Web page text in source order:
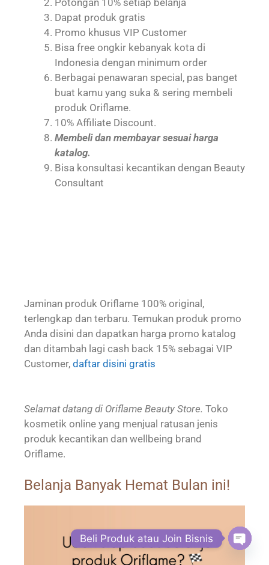
Dapat produk gratis
Promo khusus VIP Customer
Bisa free ongkir kebanyak kota di
Indonesia dengan minimum order
Berbagai penawaran special, pas banget
buat kamu yang suka & sering membeli
produk Oriflame.
10% Affiliate Discount.
Membeli dan membayar sesuai harga
katalog.
Bisa konsultasi kecantikan dengan Beauty
Consultant
Jaminan produk Oriflame 100% original,
terlengkap dan terbaru. Temukan produk promo
Anda disini dan dapatkan harga promo katalog
dan ditambah lagi cash back 15% sebagai VIP
Customer, daftar disini gratis
Selamat datang di Oriflame Beauty Store. Toko
kosmetik online yang menjual ratusan jenis
produk kecantikan dan wellbeing brand
Oriflame.
Belanja Banyak Hemat Bulan ini!
Beli Produk atau Join Bisnis